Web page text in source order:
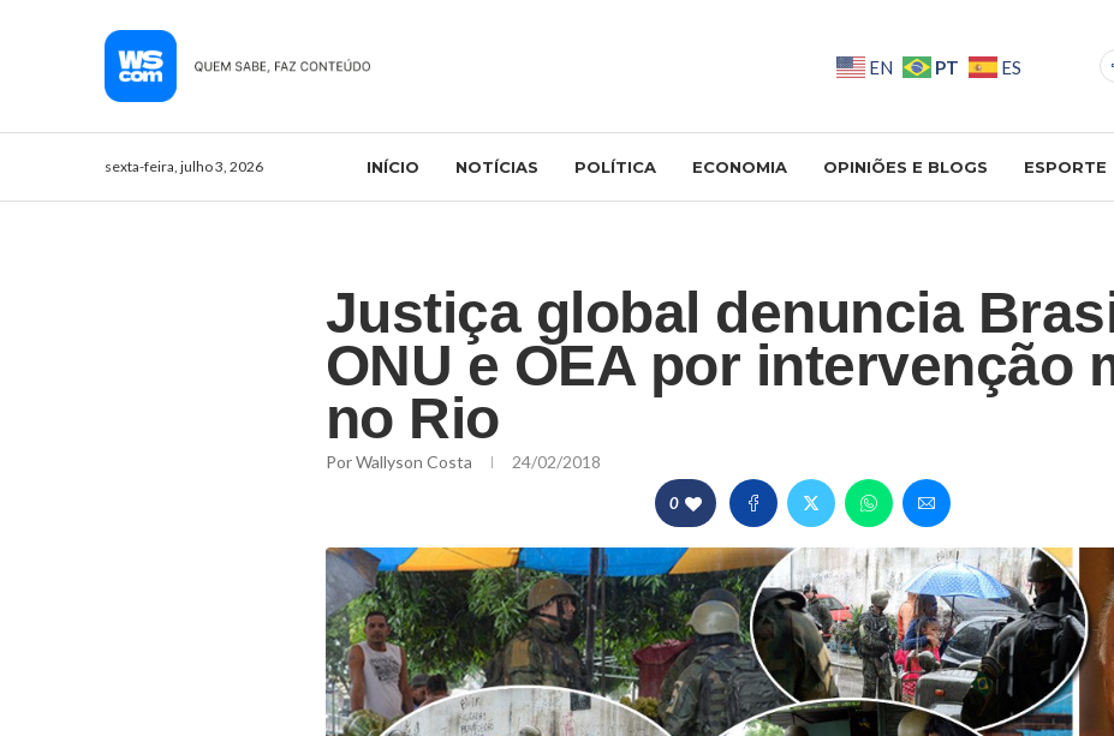
EN PT ES
sexta-feira, julho 3, 2026 INÍCIO NOTÍCIAS POLÍTICA ECONOMIA OPINIÕES E BLOGS ESPORTE
Justiça global denuncia
ONU e OEA por intervenção
no Rio
PorWallyson Costa 24/02/2018
0